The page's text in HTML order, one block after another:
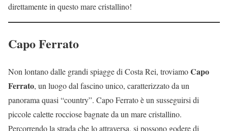
direttamente in questo mare cristallino!
Capo Ferrato
Non lontano dalle grandi spiagge di Costa Rei, troviamoCapo
Ferrato, un luogo dal fascino unico, caratterizzato da un
panorama quasi “country”. Capo Ferrato è un susseguirsi di
piccole calette rocciose bagnate da un mare cristallino.
Percorrendo la strada che lo attraversa, si possono godere di